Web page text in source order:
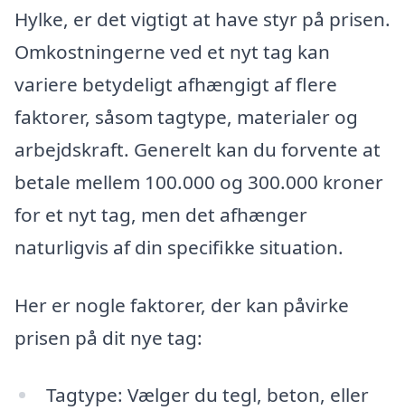
Hylke, er det vigtigt at have styr på prisen.
Omkostningerne ved et nyt tag kan
variere betydeligt afhængigt af flere
faktorer, såsom tagtype, materialer og
arbejdskraft. Generelt kan du forvente at
betale mellem 100.000 og 300.000 kroner
for et nyt tag, men det afhænger
naturligvis af din specifikke situation.
Her er nogle faktorer, der kan påvirke
prisen på dit nye tag:
Tagtype: Vælger du tegl, beton, eller